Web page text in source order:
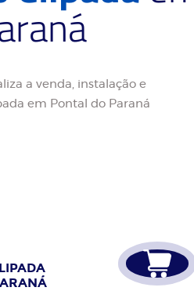
a venda, instalação e
em Pontal do Paraná